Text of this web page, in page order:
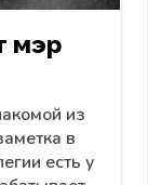
мэр
из
в
есть у